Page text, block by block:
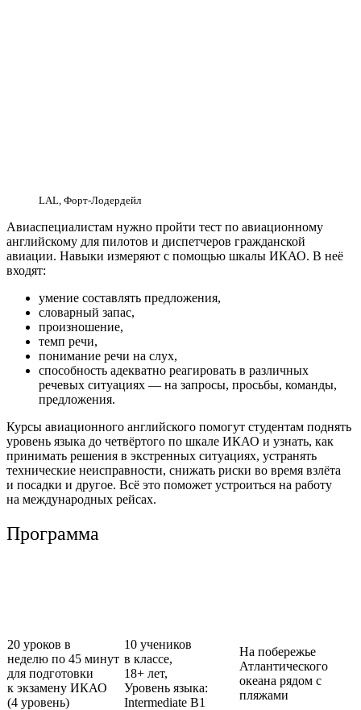
LAL, Форт-Лодердейл
Авиаспециалистам нужно пройти тест по авиационному
английскому для пилотов и диспетчеров гражданской
авиации. Навыки измеряют с помощью шкалы ИКАО. В неё
входят:
умение составлять предложения,
словарный запас,
произношение,
темп речи,
понимание речи на слух,
способность адекватно реагировать в различных
речевых ситуациях — на запросы, просьбы, команды,
предложения.
Курсы авиационного английского помогут студентам поднять
уровень языка до четвёртого по шкале ИКАО и узнать, как
принимать решения в экстренных ситуациях, устранять
технические неисправности, снижать риски во время взлёта
и посадки и другое. Всё это поможет устроиться на работу
на международных рейсах.
Программа
20 уроков в
неделю по 45 минут
для подготовки
к экзамену ИКАО
(4 уровень)
10 учеников
в классе,
18+ лет,
Уровень языка:
Intermediate B1
На побережье
Атлантического
океана рядом с
пляжами